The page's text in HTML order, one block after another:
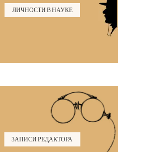
ЛИЧНОСТИ В НАУКЕ
ЗАПИСИ РЕДАКТОРА